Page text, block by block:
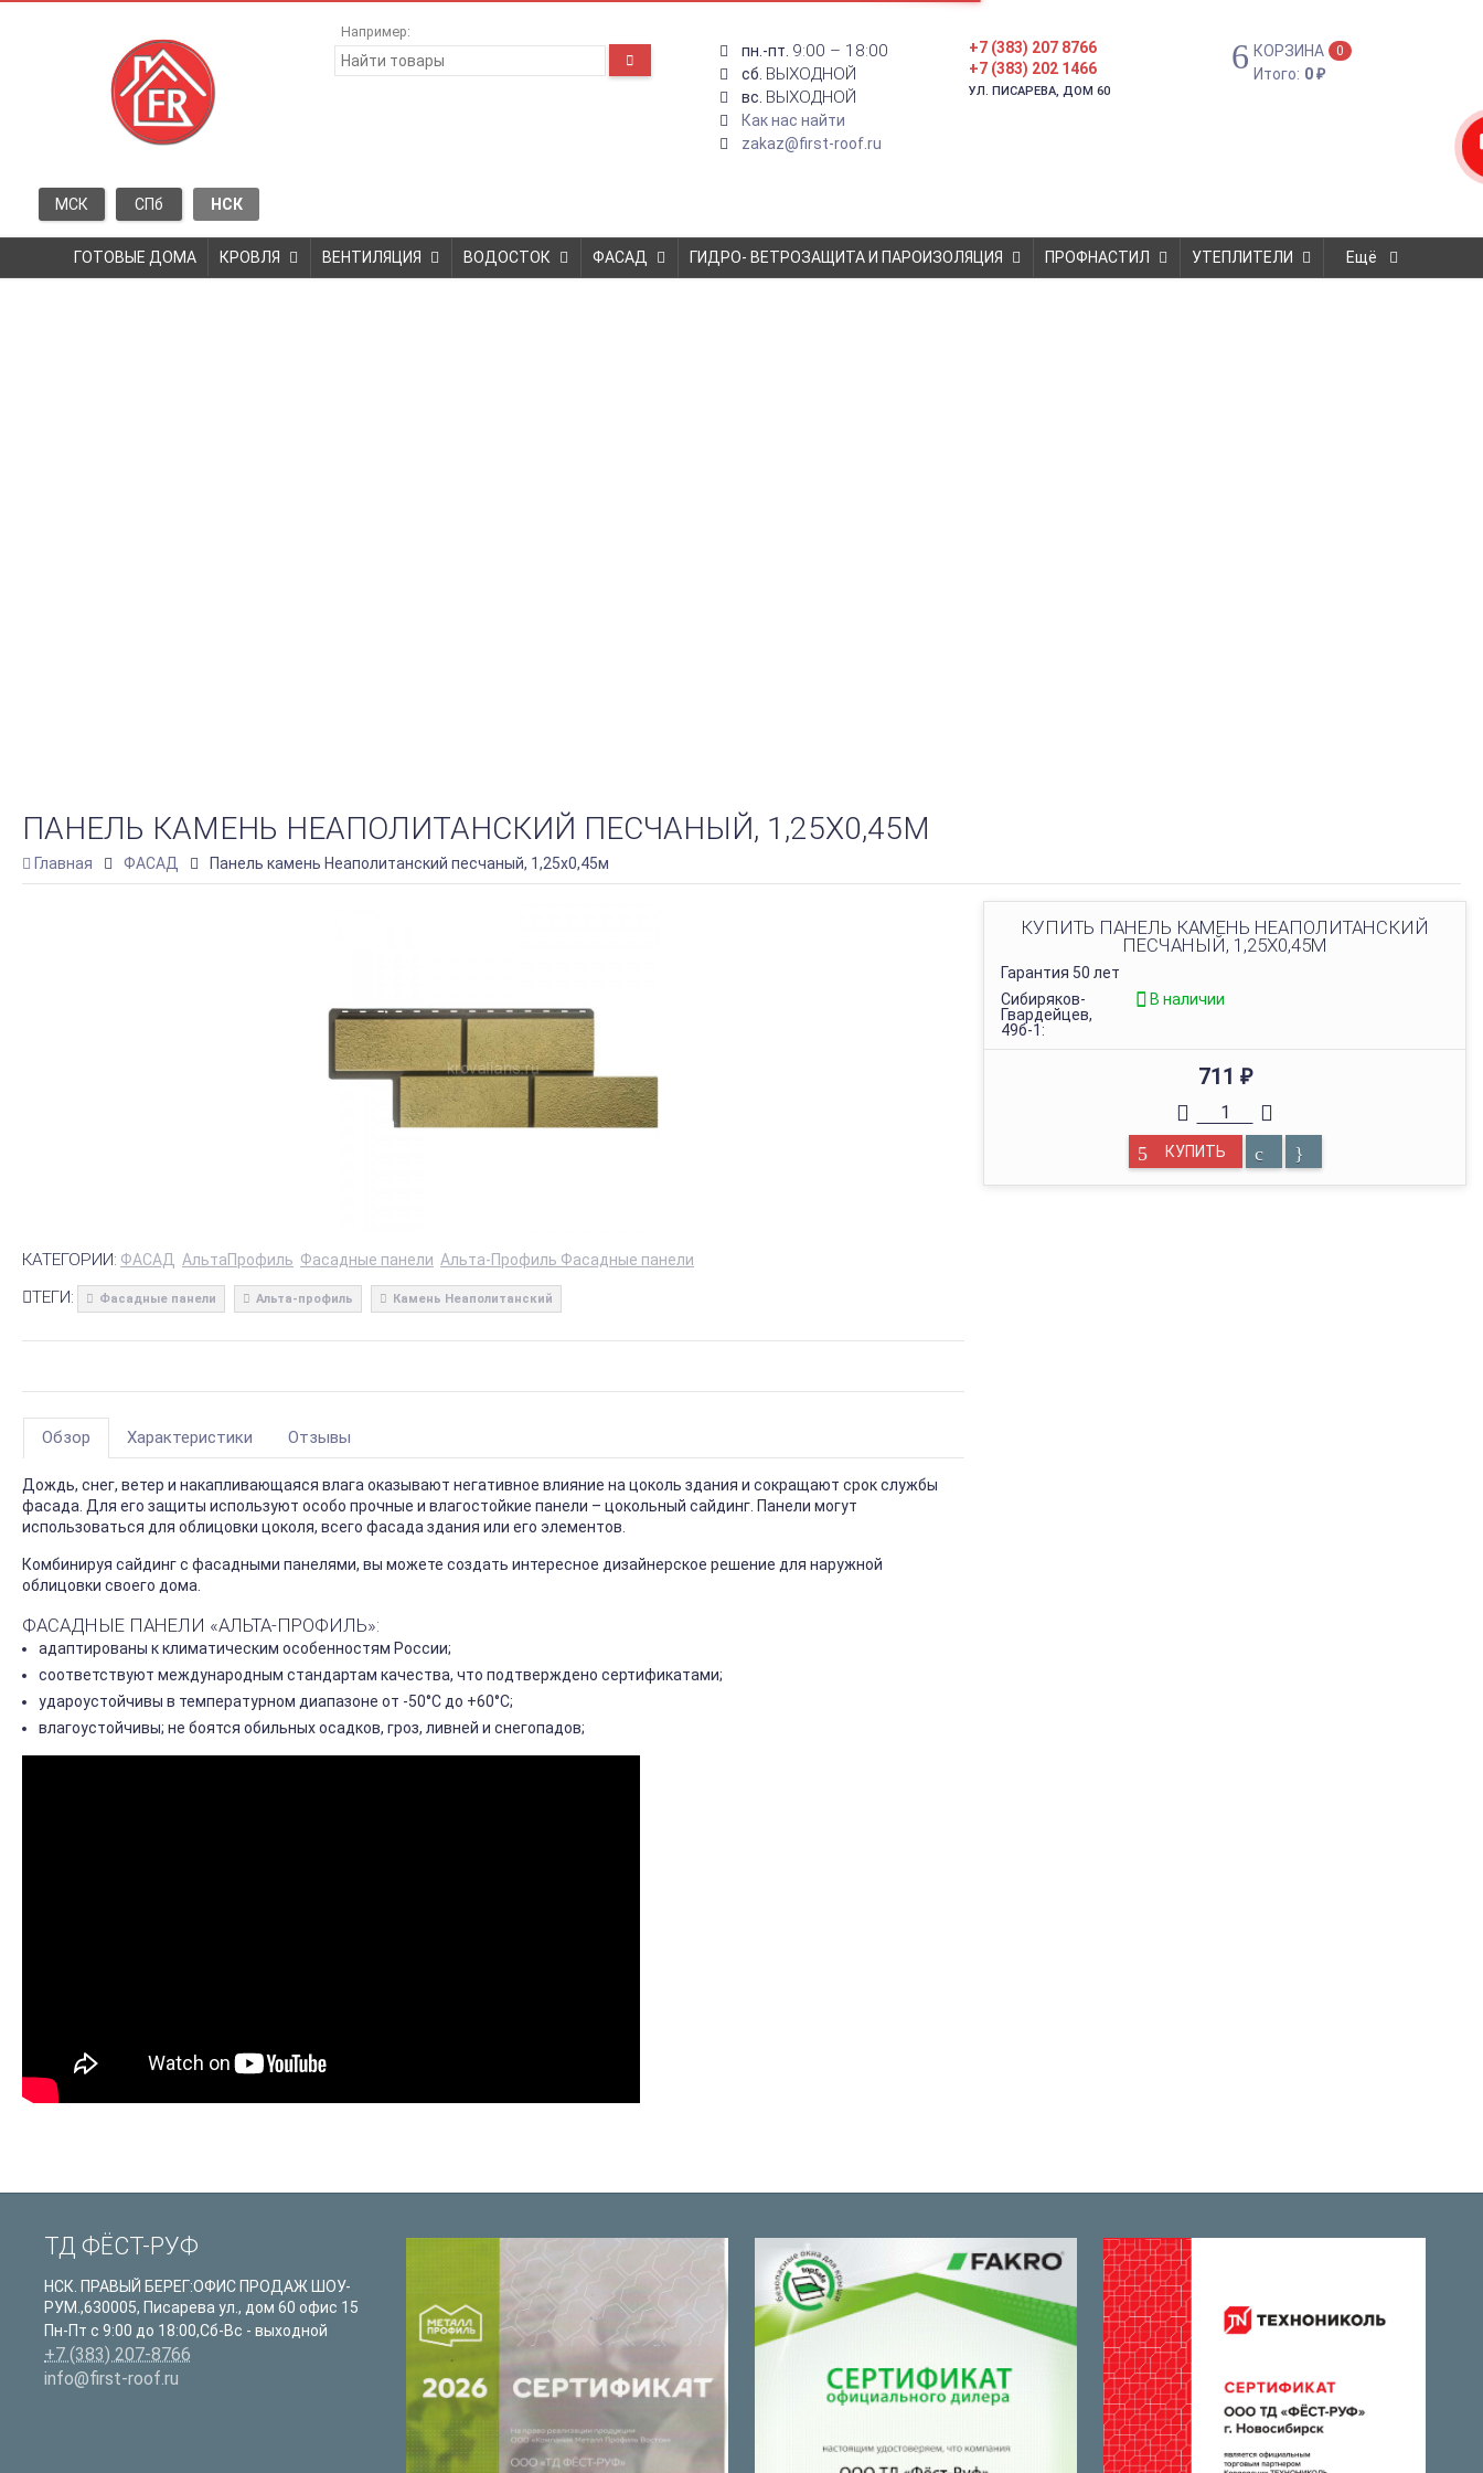
МСК СПб НСК
Например:
пн.-пт. 9:00 – 18:00
сб. ВЫХОДНОЙ
вс. ВЫХОДНОЙ
Как нас найти
zakaz@first-roof.ru
+7 (383) 207 8766
+7 (383) 202 1466
УЛ. ПИСАРЕВА, ДОМ 60
КОРЗИНА 0
Итого: 0₽
ГОТОВЫЕ ДОМА КРОВЛЯ ВЕНТИЛЯЦИЯ ВОДОСТОК ФАСАД ГИДРО- ВЕТРОЗАЩИТА И ПАРОИЗОЛЯЦИЯ ПРОФНАСТИЛ УТЕПЛИТЕЛИ Ещё
ПАНЕЛЬ КАМЕНЬ НЕАПОЛИТАНСКИЙ ПЕСЧАНЫЙ, 1,25Х0,45М
Главная ФАСАД Панель камень Неаполитанский песчаный, 1,25х0,45м
КУПИТЬ ПАНЕЛЬ КАМЕНЬ НЕАПОЛИТАНСКИЙ
ПЕСЧАНЫЙ, 1,25Х0,45М
Гарантия 50 лет
Сибиряков-
Гвардейцев,
49б-1:
В наличии
711 ₽
КУПИТЬ
КАТЕГОРИИ: ФАСАД АльтаПрофиль Фасадные панели Альта-Профиль Фасадные панели
ТЕГИ: Фасадные панели Альта-профиль Камень Неаполитанский
Обзор Характеристики Отзывы
Дождь, снег, ветер и накапливающаяся влага оказывают негативное влияние на цоколь здания и сокращают срок службы
фасада. Для его защиты используют особо прочные и влагостойкие панели – цокольный сайдинг. Панели могут
использоваться для облицовки цоколя, всего фасада здания или его элементов.
Комбинируя сайдинг с фасадными панелями, вы можете создать интересное дизайнерское решение для наружной
облицовки своего дома.
ФАСАДНЫЕ ПАНЕЛИ «АЛЬТА-ПРОФИЛЬ»:
адаптированы к климатическим особенностям России;
соответствуют международным стандартам качества, что подтверждено сертификатами;
удароустойчивы в температурном диапазоне от -50°С до +60°С;
влагоустойчивы; не боятся обильных осадков, гроз, ливней и снегопадов;
ТД ФЁСТ-РУФ
НСК. ПРАВЫЙ БЕРЕГ:ОФИС ПРОДАЖ ШОУ-
РУМ.,630005, Писарева ул., дом 60 офис 15
Пн-Пт с 9:00 до 18:00,Сб-Вс - выходной
+7 (383) 207-8766
info@first-roof.ru